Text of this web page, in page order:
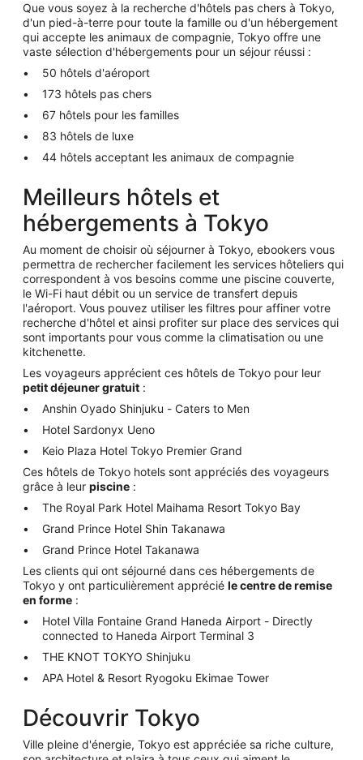
Que vous soyez à la recherche d'hôtels pas chers à Tokyo,
d'un pied-à-terre pour toute la famille ou d'un hébergement
qui accepte les animaux de compagnie, Tokyo offre une
vaste sélection d'hébergements pour un séjour réussi :
50 hôtels d'aéroport
173 hôtels pas chers
67 hôtels pour les familles
83 hôtels de luxe
44 hôtels acceptant les animaux de compagnie
Meilleurs hôtels et
hébergements à Tokyo
Au moment de choisir où séjourner à Tokyo, ebookers vous
permettra de rechercher facilement les services hôteliers qui
correspondent à vos besoins comme une piscine couverte,
le Wi-Fi haut débit ou un service de transfert depuis
l'aéroport. Vous pouvez utiliser les filtres pour affiner votre
recherche d'hôtel et ainsi profiter sur place des services qui
sont importants pour vous comme la climatisation ou une
kitchenette.
Les voyageurs apprécient ces hôtels de Tokyo pour leur
petit déjeuner gratuit :
Anshin Oyado Shinjuku - Caters to Men
Hotel Sardonyx Ueno
Keio Plaza Hotel Tokyo Premier Grand
Ces hôtels de Tokyo hotels sont appréciés des voyageurs
grâce à leur piscine :
The Royal Park Hotel Maihama Resort Tokyo Bay
Grand Prince Hotel Shin Takanawa
Grand Prince Hotel Takanawa
Les clients qui ont séjourné dans ces hébergements de
Tokyo y ont particulièrement apprécié le centre de remise
en forme :
Hotel Villa Fontaine Grand Haneda Airport - Directly
connected to Haneda Airport Terminal 3
THE KNOT TOKYO Shinjuku
APA Hotel & Resort Ryogoku Ekimae Tower
Découvrir Tokyo
Ville pleine d'énergie, Tokyo est appréciée sa riche culture,